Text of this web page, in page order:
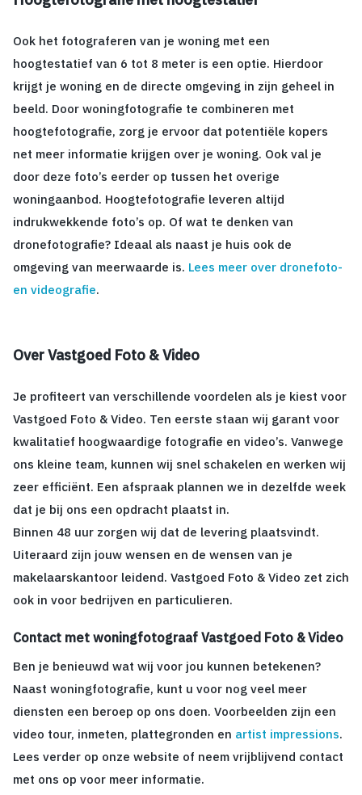
Ook het fotograferen van je woning met een
hoogtestatief van 6 tot 8 meter is een optie. Hierdoor
krijgt je woning en de directe omgeving in zijn geheel in
beeld. Door woningfotografie te combineren met
hoogtefotografie, zorg je ervoor dat potentiële kopers
net meer informatie krijgen over je woning. Ook val je
door deze foto’s eerder op tussen het overige
woningaanbod. Hoogtefotografie leveren altijd
indrukwekkende foto’s op. Of wat te denken van
dronefotografie? Ideaal als naast je huis ook de
omgeving van meerwaarde is. Lees meer over dronefoto-
en videografie.
Over Vastgoed Foto & Video
Je profiteert van verschillende voordelen als je kiest voor
Vastgoed Foto & Video. Ten eerste staan wij garant voor
kwalitatief hoogwaardige fotografie en video’s. Vanwege
ons kleine team, kunnen wij snel schakelen en werken wij
zeer efficiënt. Een afspraak plannen we in dezelfde week
dat je bij ons een opdracht plaatst in.
Binnen 48 uur zorgen wij dat de levering plaatsvindt.
Uiteraard zijn jouw wensen en de wensen van je
makelaarskantoor leidend. Vastgoed Foto & Video zet zich
ook in voor bedrijven en particulieren.
Contact met woningfotograaf Vastgoed Foto & Video
Ben je benieuwd wat wij voor jou kunnen betekenen?
Naast woningfotografie, kunt u voor nog veel meer
diensten een beroep op ons doen. Voorbeelden zijn een
video tour, inmeten, plattegronden en artist impressions.
Lees verder op onze website of neem vrijblijvend contact
met ons op voor meer informatie.